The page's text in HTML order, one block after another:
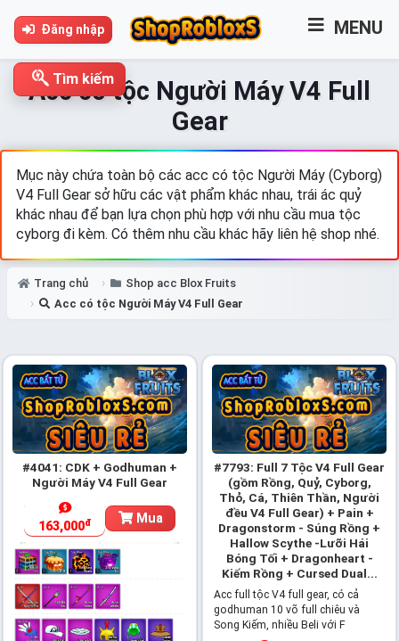
Đăng nhập MENU
Acc có tộc Người Máy V4 Full
Gear
Mục này chứa toàn bộ các acc có tộc Người Máy (Cyborg)
V4 Full Gear sở hữu các vật phẩm khác nhau, trái ác quỷ
khác nhau để bạn lựa chọn phù hợp với nhu cầu mua tộc
cyborg đi kèm. Có thêm nhu cầu khác hãy liên hệ shop nhé.
Trang chủ
Shop acc Blox Fruits
Acc có tộc Người Máy V4 Full Gear
Tìm kiếm
#4041: CDK + Godhuman +
Người Máy V4 Full Gear
163,000đ Mua
#7793: Full 7 Tộc V4 Full Gear
(gồm Rồng, Quỷ, Cyborg,
Thỏ, Cá, Thiên Thần, Người
đều V4 Full Gear) + Pain +
Dragonstorm - Súng Rồng +
Hallow Scythe -Lưỡi Hái
Bóng Tối + Dragonheart -
Kiếm Rồng + Cursed Dual...
Acc full tộc V4 full gear, có cả
godhuman 10 võ full chiêu và
Song Kiếm, nhiều Beli với F